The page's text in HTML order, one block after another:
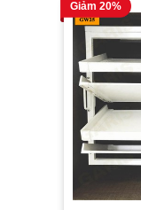
Giảm 20%